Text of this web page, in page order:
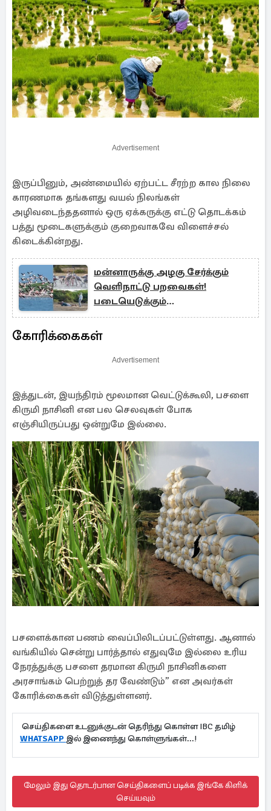
Advertisement
இருப்பினும், அண்மையில் ஏற்பட்ட சீரற்ற கால நிலை
காரணமாக தங்களது வயல் நிலங்கள்
அழிவடைந்ததனால் ஒரு ஏக்கருக்கு எட்டு தொடக்கம்
பத்து மூடைகளுக்கும் குறைவாகவே விளைச்சல்
கிடைக்கின்றது.
மன்னாருக்கு அழகு சேர்க்கும்
வெளிநாட்டு பறவைகள்!
படையெடுக்கும்
சுற்றுலாப்பயணிகள்
கோரிக்கைகள்
Advertisement
இத்துடன், இயந்திரம் மூலமான வெட்டுக்கூலி, பசளை
கிருமி நாசினி என பல செலவுகள் போக
எஞ்சியிருப்பது ஒன்றுமே இல்லை.
பசளைக்கான பணம் வைப்பிலிடப்பட்டுள்ளது. ஆனால்
வங்கியில் சென்று பார்த்தால் எதுவுமே இல்லை உரிய
நேரத்துக்கு பசளை தரமான கிருமி நாசினிகளை
அரசாங்கம் பெற்றுத் தர வேண்டும்” என அவர்கள்
கோரிக்கைகள் விடுத்துள்ளனர்.
செய்திகளை உடனுக்குடன் தெரிந்து கொள்ள IBC தமிழ்
WHATSAPP இல் இணைந்து கொள்ளுங்கள்...!
மேலும் இது தொடர்பான செய்திகளைப் படிக்க இங்கே கிளிக்
செய்யவும்